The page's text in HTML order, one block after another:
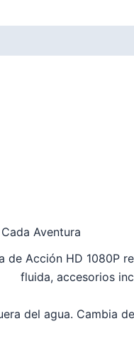
Aventura
de Acción HD 1080P
fluida, accesorios
del agua. Cambia